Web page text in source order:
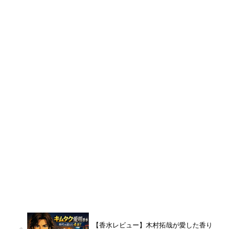
【香水レビュー】木村拓哉が愛した香り